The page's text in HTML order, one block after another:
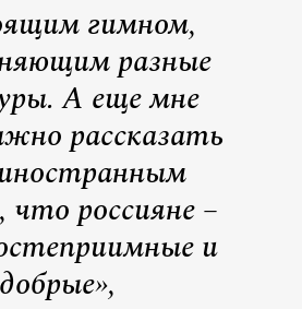
гимном,
разные
А еще мне
рассказать
россияне –
и
добрые»,